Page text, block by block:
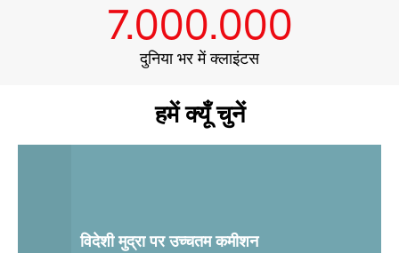
7.000.000
दुनिया भर में क्लाइंटस
हमें क्यूँ चुनें
विदेशी मुद्रा पर उच्चतम कमीशन